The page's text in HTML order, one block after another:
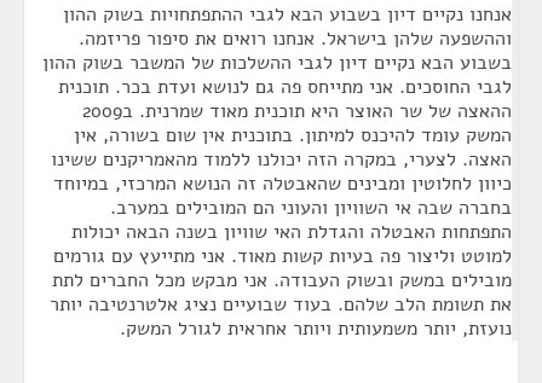
אנחנו נקיים דיון בשבוע הבא לגבי ההתפתחויות בשוק ההון
וההשפעה שלהן בישראל. אנחנו רואים את סיפור פריזמה.
בשבוע הבא נקיים דיון לגבי ההשלכות של המשבר בשוק ההון
לגבי החוסכים. אני מתייחס פה גם לנושא ועדת בכר. תוכנית
ההאצה של שר האוצר היא תוכנית מאוד שמרנית. ב2009
המשק עומד להיכנס למיתון. בתוכנית אין שום בשורה, אין
האצה. לצערי, במקרה הזה יכולנו ללמוד מהאמריקנים ששינו
כיוון לחלוטין ומבינים שהאבטלה זה הנושא המרכזי, במיוחד
בחברה שבה אי השוויון והעוני הם המובילים במערב.
התפתחות האבטלה והגדלת האי שוויון בשנה הבאה יכולות
למוטט וליצור פה בעיות קשות מאוד. אני מתייעץ עם גורמים
מובילים במשק ובשוק העבודה. אני מבקש מכל החברים לתת
את תשומת הלב שלהם. בעוד שבועיים נציג אלטרנטיבה יותר
נועזת, יותר משמעותית ויותר אחראית לגורל המשק.